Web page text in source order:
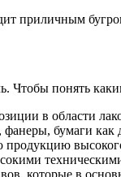
приличным
понять
в области
фанеры, бумаги
которые в